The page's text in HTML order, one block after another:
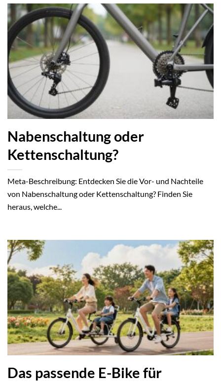
Nabenschaltung oder
Kettenschaltung?
Meta-Beschreibung: Entdecken Sie die Vor- und Nachteile
von Nabenschaltung oder Kettenschaltung? Finden Sie
heraus, welche...
Das passende E-Bike für